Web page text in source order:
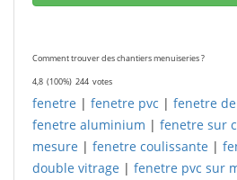
Comment trouver des chantiers menuiseries ?
4,8 (100%) 244 votes
fenetre | fenetre pvc | fenetre
fenetre aluminium | fenetre sur
mesure | fenetre coulissante |
double vitrage | fenetre pvc sur